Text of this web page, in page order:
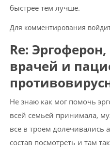
быстрее тем лучше.
Для комментирования
Re:
врачей и
Не знаю как мог помочь
всей семьей принимала,
все в троем
состав посмотреть и там